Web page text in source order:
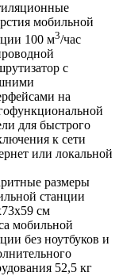
мобильной
100 м3/час
с
на
для быстрого
к сети
или локальной
размеры
станции
см
мобильной
без ноутбуков и
52,5 кг